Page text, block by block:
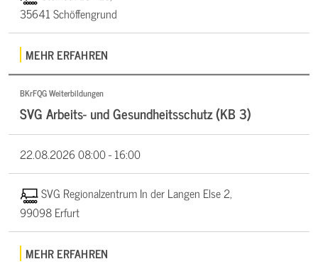
35641 Schöffengrund
MEHR ERFAHREN
BKrFQG Weiterbildungen
SVG Arbeits- und Gesundheitsschutz (KB 3)
22.08.202608:00 - 16:00
SVG Regionalzentrum In der Langen Else 2,
99098 Erfurt
MEHR ERFAHREN